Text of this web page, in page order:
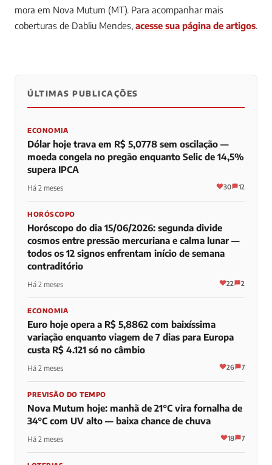
mora em Nova Mutum (MT). Para acompanhar mais
coberturas de Dabliu Mendes, acesse sua página de artigos.
0 0 0
ÚLTIMAS PUBLICAÇÕES
ECONOMIA
Dólar hoje trava em R$ 5,0778 sem oscilação —
moeda congela no pregão enquanto Selic de 14,5%
supera IPCA
Há 2 meses 30 12
HORÓSCOPO
Horóscopo do dia 15/06/2026: segunda divide
cosmos entre pressão mercuriana e calma lunar —
todos os 12 signos enfrentam início de semana
contraditório
Há 2 meses 22 2
ECONOMIA
Euro hoje opera a R$ 5,8862 com baixíssima
variação enquanto viagem de 7 dias para Europa
custa R$ 4.121 só no câmbio
Há 2 meses 26 7
PREVISÃO DO TEMPO
Nova Mutum hoje: manhã de 21°C vira fornalha de
34°C com UV alto — baixa chance de chuva
Há 2 meses 18 7